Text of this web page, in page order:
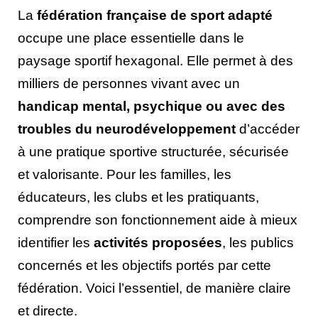
La fédération française de sport adapté
occupe une place essentielle dans le
paysage sportif hexagonal. Elle permet à des
milliers de personnes vivant avec un
handicap mental, psychique ou avec des
troubles du neurodéveloppement d’accéder
à une pratique sportive structurée, sécurisée
et valorisante. Pour les familles, les
éducateurs, les clubs et les pratiquants,
comprendre son fonctionnement aide à mieux
identifier les activités proposées, les publics
concernés et les objectifs portés par cette
fédération. Voici l’essentiel, de manière claire
et directe.